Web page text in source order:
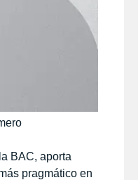
BAC, aporta
pragmático en